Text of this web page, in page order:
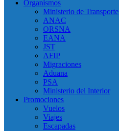
Organísmos
Ministerio de Transporte
ANAC
ORSNA
EANA
JST
AFIP
Migraciones
Aduana
PSA
Ministerio del Interior
Promociones
Vuelos
Viajes
Escapadas